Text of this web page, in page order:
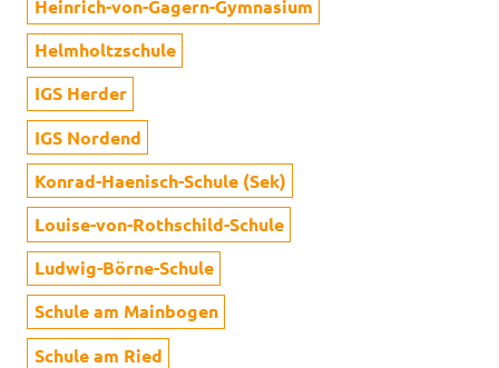
Heinrich-von-Gagern-Gymnasium
Helmholtzschule
IGS Herder
IGS Nordend
Konrad-Haenisch-Schule (Sek)
Louise-von-Rothschild-Schule
Ludwig-Börne-Schule
Schule am Mainbogen
Schule am Ried